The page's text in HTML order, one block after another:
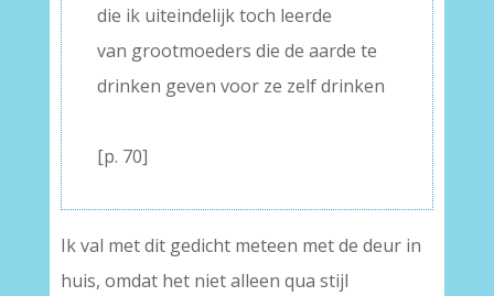
die ik uiteindelijk toch leerde
van grootmoeders die de aarde te
drinken geven voor ze zelf drinken
[p. 70]
Ik val met dit gedicht meteen met de deur in
huis, omdat het niet alleen qua stijl